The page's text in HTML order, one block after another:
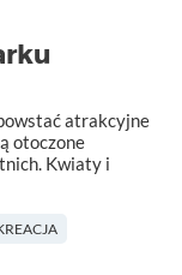
atrakcyjne
otoczone
Kwiaty i